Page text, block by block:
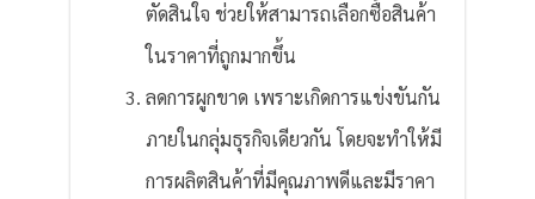
ตัดสินใจ ช่วยให้สามารถเลือกซื้อสินค้า
ในราคาที่ถูกมากขึ้น
ลดการผูกขาด เพราะเกิดการแข่งขันกัน
ภายในกลุ่มธุรกิจเดียวกัน โดยจะทำให้มี
การผลิตสินค้าที่มีคุณภาพดีและมีราคา